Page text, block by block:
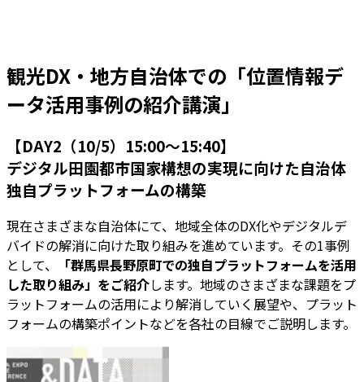
観光DX・地方自治体での「位置情報デ
ータ活用事例の紹介講演」
【DAY2（10/5）15:00～15:40】
デジタル田園都市国家構想の実現に向けた自治体
独自プラットフォームの構築
現在さまざまな自治体にて、地域全体のDX化やデジタルデ
バイドの解消に向けた取り組みを進めています。その1事例
として、
「群馬県長野原町での独自プラットフォームを活用
した取り組み」をご紹介します。地域のさまざまな課題をプ
ラットフォームの活用により解消していく展望や、プラット
フォームの構築ポイントなどを各社の目線でご説明します。